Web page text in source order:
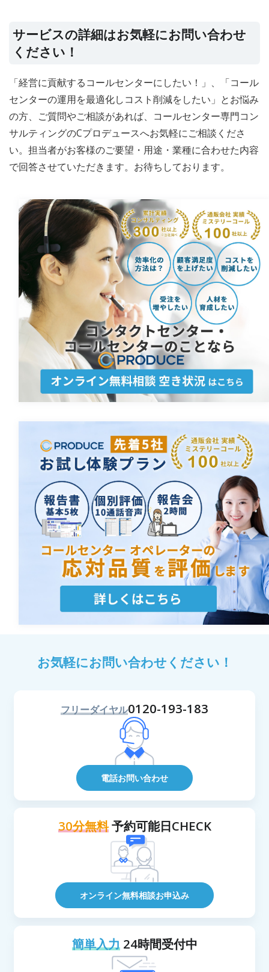
サービスの詳細はお気軽にお問い合わせ
ください！
「経営に貢献するコールセンターにしたい！」、「コール
センターの運用を最適化しコスト削減をしたい」とお悩み
の方、ご質問やご相談があれば、コールセンター専門コン
サルティングのCプロデュースへお気軽にご相談くださ
い。担当者がお客様のご要望・用途・業種に合わせた内容
で回答させていただきます。お待ちしております。
お気軽にお問い合わせください！
フリーダイヤル0120-193-183
電話お問い合わせ
30分無料予約可能日CHECK
オンライン無料相談お申込み
簡単入力24時間受付中